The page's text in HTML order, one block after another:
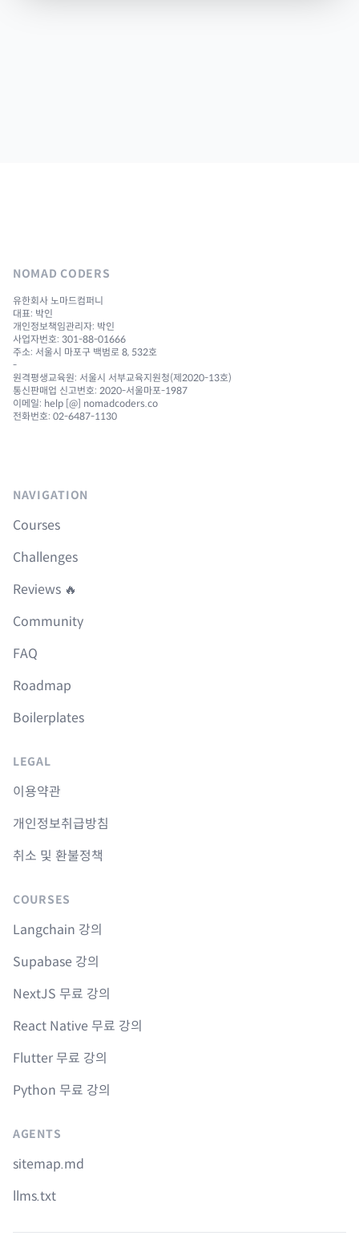
NOMAD CODERS
유한회사 노마드컴퍼니
대표: 박인
개인정보책임관리자: 박인
사업자번호: 301-88-01666
주소: 서울시 마포구 백범로 8, 532호
-
원격평생교육원: 서울시 서부교육지원청(제2020-13호)
통신판매업 신고번호: 2020-서울마포-1987
이메일: help [@] nomadcoders.co
전화번호: 02-6487-1130
NAVIGATION
Courses
Challenges
Reviews 🔥
Community
FAQ
Roadmap
Boilerplates
LEGAL
이용약관
개인정보취급방침
취소 및 환불정책
COURSES
Langchain 강의
Supabase 강의
NextJS 무료 강의
React Native 무료 강의
Flutter 무료 강의
Python 무료 강의
AGENTS
sitemap.md
llms.txt